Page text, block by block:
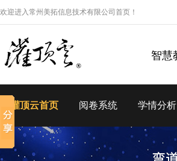
欢迎进入常州美拓信息技术有限公司首页！
智慧
灌顶云首页 阅卷系统 学情分析